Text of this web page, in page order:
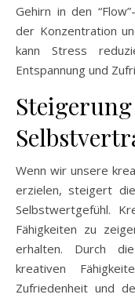
Gehirn in den
der Konzentration
kann Stress
Entspannung und
Steigerung
Wenn wir unsere
erzielen, steigert
Selbstwertgefühl.
Fähigkeiten zu
erhalten. Durch
kreativen
Zufriedenheit und